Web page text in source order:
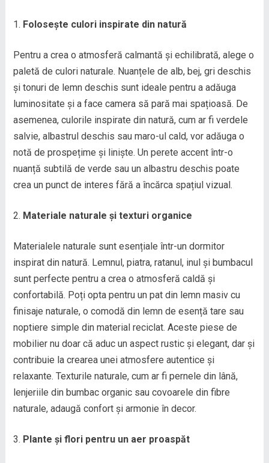
Folosește culori inspirate din natură
Pentru a crea o atmosferă calmantă și echilibrată, alege o
paletă de culori naturale. Nuanțele de alb, bej, gri deschis
și tonuri de lemn deschis sunt ideale pentru a adăuga
luminositate și a face camera să pară mai spațioasă. De
asemenea, culorile inspirate din natură, cum ar fi verdele
salvie, albastrul deschis sau maro-ul cald, vor adăuga o
notă de prospețime și liniște. Un perete accent într-o
nuanță subtilă de verde sau un albastru deschis poate
crea un punct de interes fără a încărca spațiul vizual.
Materiale naturale și texturi organice
Materialele naturale sunt esențiale într-un dormitor
inspirat din natură. Lemnul, piatra, ratanul, inul și bumbacul
sunt perfecte pentru a crea o atmosferă caldă și
confortabilă. Poți opta pentru un pat din lemn masiv cu
finisaje naturale, o comodă din lemn de esență tare sau
noptiere simple din material reciclat. Aceste piese de
mobilier nu doar că aduc un aspect rustic și elegant, dar și
contribuie la crearea unei atmosfere autentice și
relaxante. Texturile naturale, cum ar fi pernele din lână,
lenjeriile din bumbac organic sau covoarele din fibre
naturale, adaugă confort și armonie în decor.
Plante și flori pentru un aer proaspăt